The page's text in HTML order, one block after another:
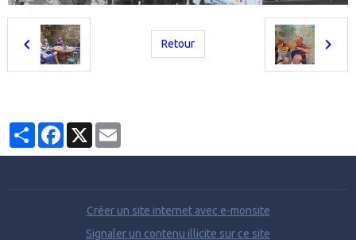
Retour
PartagerFacebook
X
Créer un site internet avec e-monsite
Signaler un contenu illicite sur ce site